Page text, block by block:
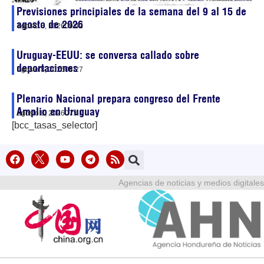
Previsiones principiales de la semana del 9 al 15 de
agosto de 2026
agosto 8, 202609:42
Uruguay-EEUU: se conversa callado sobre
deportaciones
agosto 8, 202608:27
Plenario Nacional prepara congreso del Frente
Amplio en Uruguay
agosto 8, 202607:41
[bcc_tasas_selector]
Agencias de noticias y medios digitales